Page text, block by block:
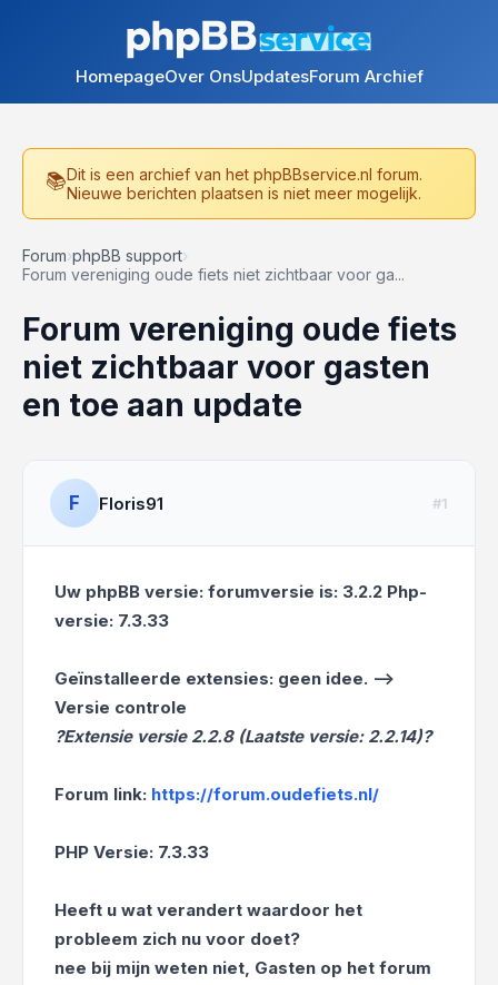
HomepageOver OnsUpdatesForum Archief
Dit is een archief van het phpBBservice.nl forum.
Nieuwe berichten plaatsen is niet meer mogelijk.
Forum›phpBB support›
Forum vereniging oude fiets niet zichtbaar voor ga...
Forum vereniging oude fiets
niet zichtbaar voor gasten
en toe aan update
F Floris91 #1
Uw phpBB versie: forumversie is: 3.2.2 Php-
versie: 7.3.33
Geïnstalleerde extensies: geen idee. -->
Versie controle
?Extensie versie 2.2.8 (Laatste versie: 2.2.14)?
Forum link: https://forum.oudefiets.nl/
PHP Versie: 7.3.33
Heeft u wat verandert waardoor het
probleem zich nu voor doet?
nee bij mijn weten niet, Gasten op het forum